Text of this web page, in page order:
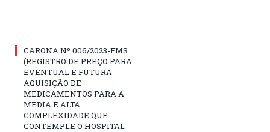
CARONA Nº 006/2023-FMS
(REGISTRO DE PREÇO PARA
EVENTUAL E FUTURA
AQUISIÇÃO DE
MEDICAMENTOS PARA A
MEDIA E ALTA
COMPLEXIDADE QUE
CONTEMPLE O HOSPITAL